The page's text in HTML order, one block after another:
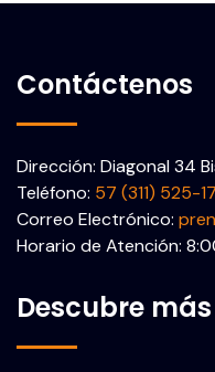
Contáctenos
Dirección: Diagonal 34
Teléfono: 57 (311) 525-
Correo Electrónico:
Horario de Atención:
Descubre más